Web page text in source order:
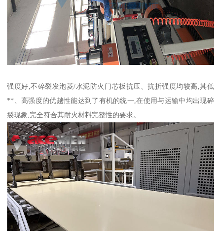
强度好,不碎裂发泡菱/水泥防火门芯板抗压、抗折强度均较高,其低
**、高强度的优越性能达到了有机的统一,在使用与运输中均出现碎
裂现象,完全符合其耐火材料完整性的要求。